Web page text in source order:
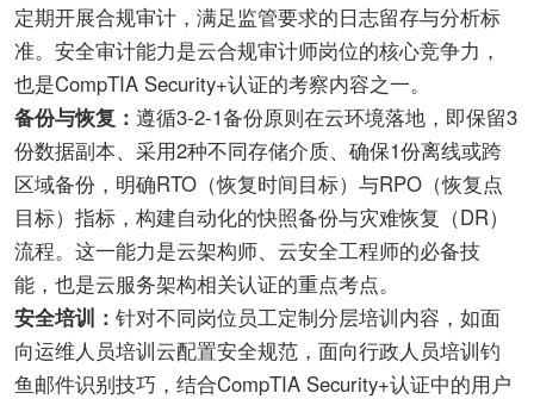
定期开展合规审计，满足监管要求的日志留存与分析标
准。安全审计能力是云合规审计师岗位的核心竞争力，
也是CompTIA Security+认证的考察内容之一。
备份与恢复： 遵循3-2-1备份原则在云环境落地，即保留3
份数据副本、采用2种不同存储介质、确保1份离线或跨
区域备份，明确RTO（恢复时间目标）与RPO（恢复点
目标）指标，构建自动化的快照备份与灾难恢复（DR）
流程。这一能力是云架构师、云安全工程师的必备技
能，也是云服务架构相关认证的重点考点。
安全培训： 针对不同岗位员工定制分层培训内容，如面
向运维人员培训云配置安全规范，面向行政人员培训钓
鱼邮件识别技巧，结合CompTIA Security+认证中的用户